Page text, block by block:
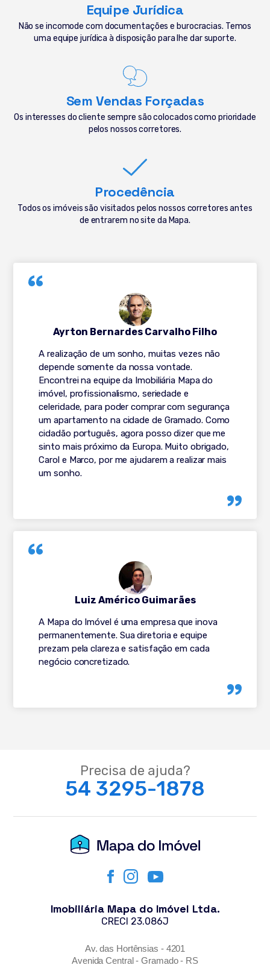
Equipe Jurídica
Não se incomode com documentações e burocracias. Temos
uma equipe jurídica à disposição para lhe dar suporte.
Sem Vendas Forçadas
Os interesses do cliente sempre são colocados como prioridade
pelos nossos corretores.
Procedência
Todos os imóveis são visitados pelos nossos corretores antes
de entrarem no site da Mapa.
A realização de um sonho, muitas vezes não
depende somente da nossa vontade.
Encontrei na equipe da Imobiliária Mapa do
imóvel, profissionalismo, seriedade e
celeridade, para poder comprar com segurança
um apartamento na cidade de Gramado. Como
cidadão português, agora posso dizer que me
sinto mais próximo da Europa. Muito obrigado,
Carol e Marco, por me ajudarem a realizar mais
um sonho.
Ayrton Bernardes Carvalho Filho
A Mapa do Imóvel é uma empresa que inova
permanentemente. Sua diretoria e equipe
prezam pela clareza e satisfação em cada
negócio concretizado.
Luiz Américo Guimarães
Precisa de ajuda?
54 3295-1878
Imobiliária Mapa do Imóvel Ltda.
CRECI 23.086J
Av. das Hortênsias - 4201
Avenida Central - Gramado - RS